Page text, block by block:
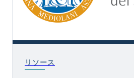
リソース